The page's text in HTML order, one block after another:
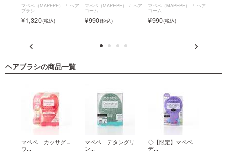
マペペ（MAPEPE） ヘア
ブラシ
1,320
マペペ（MAPEPE） ヘア
コーム
990
マペペ（MAPEPE） ヘア
コーム
990
ヘアブラシの商品一覧
マペペ カッサグロ
ウ...
マペペ デタングリ
ン...
◇【限定】マペペ
デ...